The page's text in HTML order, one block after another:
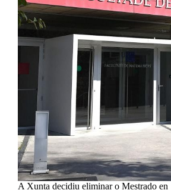
A Xunta decidiu eliminar o Mestrado en